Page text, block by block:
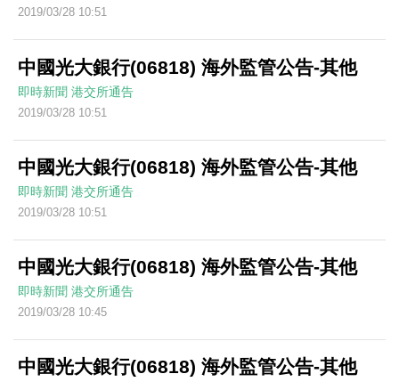
2019/03/28 10:51
中國光大銀行(06818) 海外監管公告-其他
即時新聞 港交所通告
2019/03/28 10:51
中國光大銀行(06818) 海外監管公告-其他
即時新聞 港交所通告
2019/03/28 10:51
中國光大銀行(06818) 海外監管公告-其他
即時新聞 港交所通告
2019/03/28 10:45
中國光大銀行(06818) 海外監管公告-其他